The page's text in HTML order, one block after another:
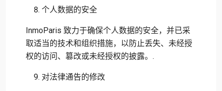
个人数据的安全
InmoParis 致力于确保个人数据的安全，并已采
取适当的技术和组织措施，以防止丢失、未经授
权的访问、篡改或未经授权的披露。.
对法律通告的修改